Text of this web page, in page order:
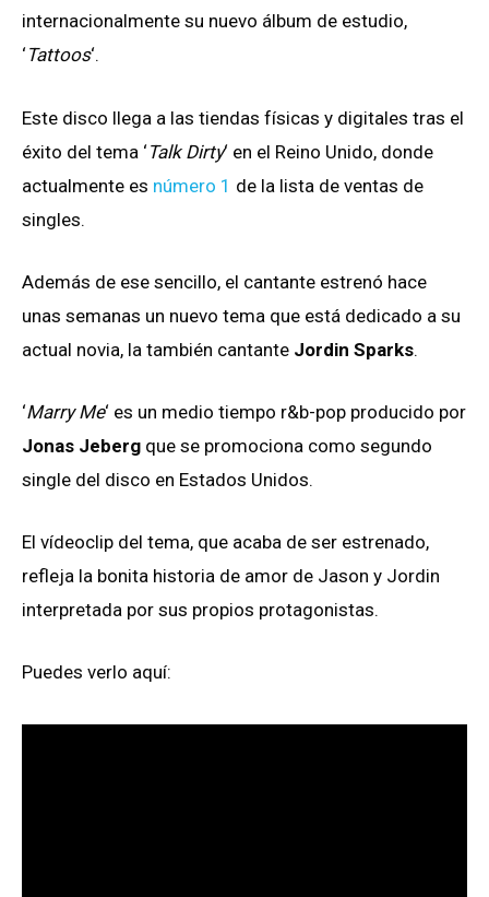
internacionalmente su nuevo álbum de estudio,
‘Tattoos‘.
Este disco llega a las tiendas físicas y digitales tras el
éxito del tema ‘Talk Dirty‘ en el Reino Unido, donde
actualmente es número 1 de la lista de ventas de
singles.
Además de ese sencillo, el cantante estrenó hace
unas semanas un nuevo tema que está dedicado a su
actual novia, la también cantante Jordin Sparks.
‘Marry Me‘ es un medio tiempo r&b-pop producido por
Jonas Jeberg que se promociona como segundo
single del disco en Estados Unidos.
El vídeoclip del tema, que acaba de ser estrenado,
refleja la bonita historia de amor de Jason y Jordin
interpretada por sus propios protagonistas.
Puedes verlo aquí: